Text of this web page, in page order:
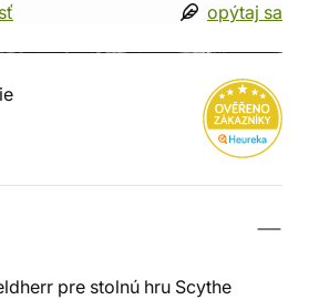
opýtaj sa
pre stolnú hru Scythe